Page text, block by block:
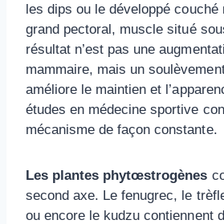
les dips ou le développé couché
grand pectoral, muscle situé
résultat n’est pas une
mammaire, mais un
améliore le maintien et
études en médecine sportive
mécanisme de façon constante.
Les plantes phytœstrogènes
second axe. Le fenugrec, le
ou encore le kudzu contiennent